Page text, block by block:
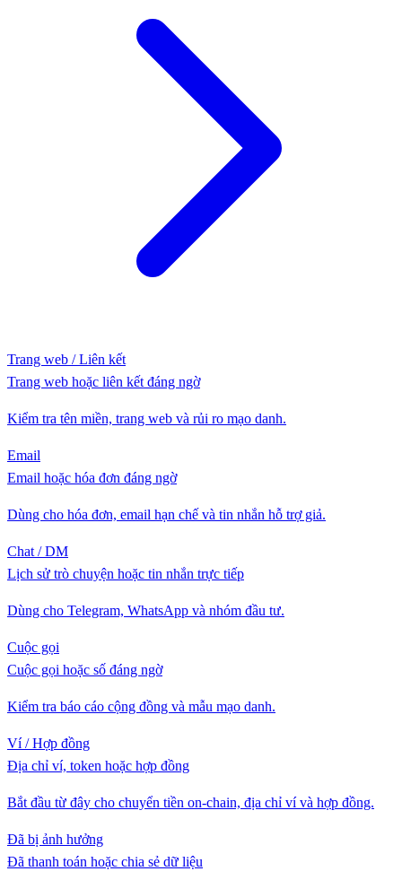
Trang web / Liên kết
Trang web hoặc liên kết đáng ngờ
Kiểm tra tên miền, trang web và rủi ro mạo danh.
Email
Email hoặc hóa đơn đáng ngờ
Dùng cho hóa đơn, email hạn chế và tin nhắn hỗ trợ giả.
Chat / DM
Lịch sử trò chuyện hoặc tin nhắn trực tiếp
Dùng cho Telegram, WhatsApp và nhóm đầu tư.
Cuộc gọi
Cuộc gọi hoặc số đáng ngờ
Kiểm tra báo cáo cộng đồng và mẫu mạo danh.
Ví / Hợp đồng
Địa chỉ ví, token hoặc hợp đồng
Bắt đầu từ đây cho chuyển tiền on-chain, địa chỉ ví và hợp đồng.
Đã bị ảnh hưởng
Đã thanh toán hoặc chia sẻ dữ liệu